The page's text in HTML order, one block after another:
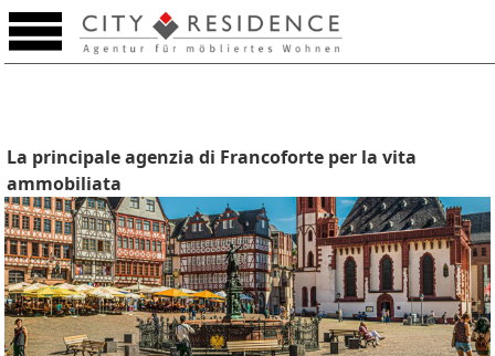
La principale agenzia di Francoforte per la vita
ammobiliata